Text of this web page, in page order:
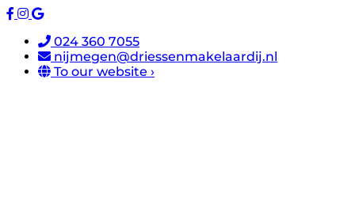
024 360 7055
nijmegen@driessenmakelaardij.nl
To our website ›